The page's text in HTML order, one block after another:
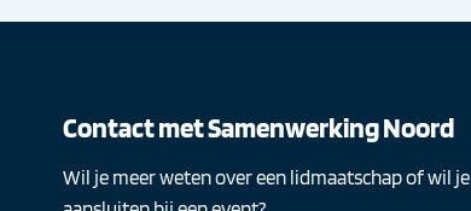
Contact met Samenwerking Noord
Wil je meer weten over een lidmaatschap of wil je